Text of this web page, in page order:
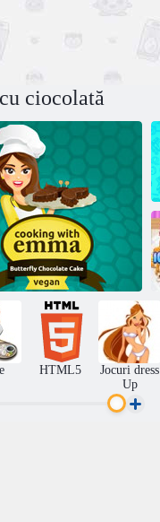
ciocolată
HTML5
Jocuri dress
Up